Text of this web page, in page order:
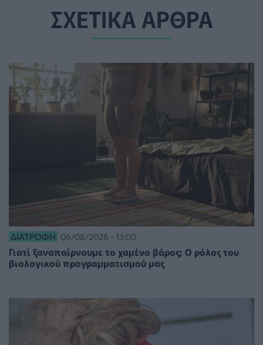
ΣΧΕΤΙΚΑ ΑΡΘΡΑ
ΔΙΑΤΡΟΦΉ 06/08/2026 - 13:00
Γιατί ξαναπαίρνουμε το χαμένο βάρος; Ο ρόλος του
βιολογικού προγραμματισμού μας